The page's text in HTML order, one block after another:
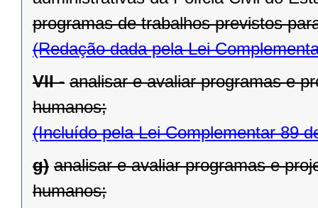
programas de trabalhos previstos
(Redação dada pela Lei
VII - analisar e avaliar programas e
humanos;
(Incluído pela Lei Complementar 89
g) analisar e avaliar programas e
humanos;